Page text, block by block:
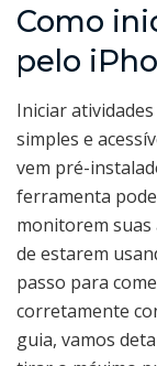
Como
pelo
Iniciar
simples e
vem pré-
ferramenta
monitorem suas
de estarem
passo para
corretamente
guia, vamos